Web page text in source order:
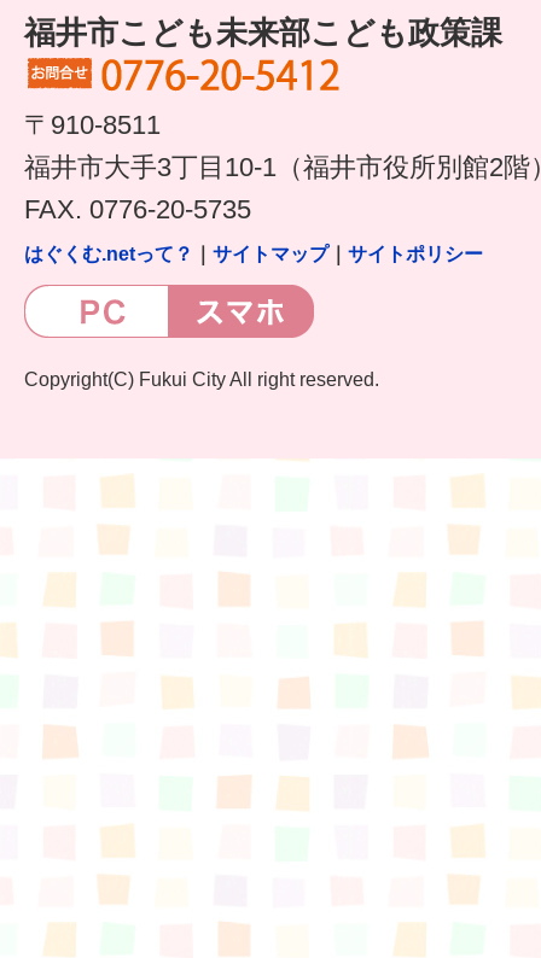
福井市こども未来部こども政策課
〒910-8511
福井市大手3丁目10-1（福井市役所別館2階
FAX. 0776-20-5735
はぐくむ.netって？ サイトマップ｜ サイトポリシー
Copyright(C) Fukui City All right reserved.